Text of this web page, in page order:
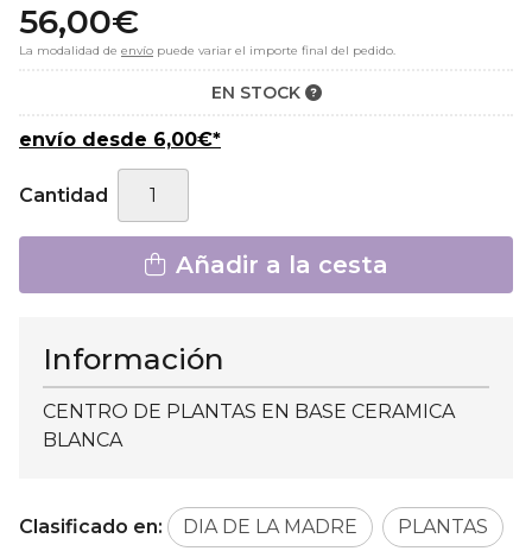
56,00€
La modalidad de envío puede variar el importe final del pedido.
EN STOCK
envío desde 6,00€*
Cantidad
Añadir a la cesta
Información
CENTRO DE PLANTAS EN BASE CERAMICA
BLANCA
Clasificado en: DIA DE LA MADRE PLANTAS